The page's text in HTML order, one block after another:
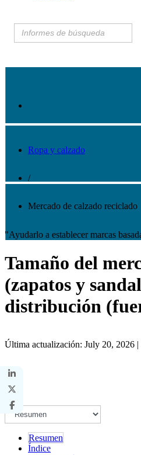
Ropa y calzado
/
Mercado de calzado reciclado
"Ayudarlo a establecer marcas
Tamaño del
(zapatos y
distribución
Última actualización: July 20, 2026
Resumen
Índice